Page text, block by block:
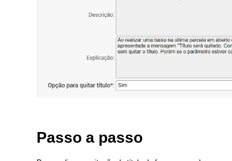
Passo a passo